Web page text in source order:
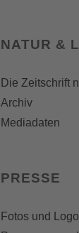
NATUR &
Die Zeitschrift
Archiv
Mediadaten
PRESSE
Fotos und